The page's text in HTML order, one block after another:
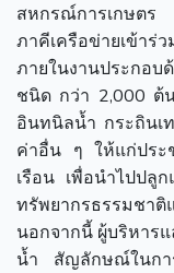
สหกรณ์การเกษตร
ภาคีเครือข่ายเข้
ภายในงานประกอบ
ชนิด กว่า 2,000 ต้
อินทนิลน้ำ กระถินเ
ค่าอื่น ๆ ให้แก่ปร
เรือน เพื่อนำไปปลู
ทรัพยากรธรรมชาติ
นอกจากนี้ ผู้บริหาร
น้ำ สัญลักษณ์ในกา